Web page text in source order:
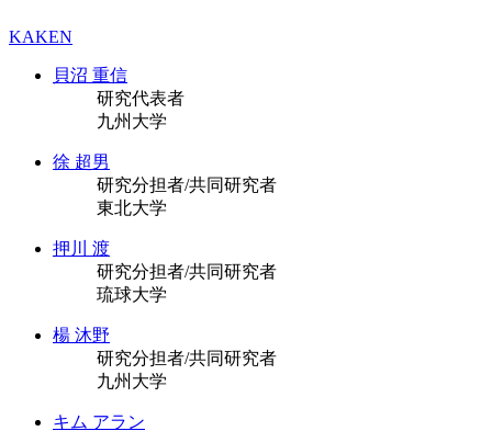
KAKEN
貝沼 重信
研究代表者
九州大学
徐 超男
研究分担者/共同研究者
東北大学
押川 渡
研究分担者/共同研究者
琉球大学
楊 沐野
研究分担者/共同研究者
九州大学
キム アラン